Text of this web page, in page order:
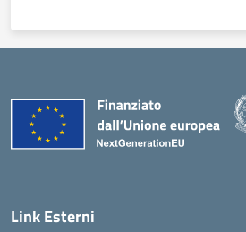
Link Esterni